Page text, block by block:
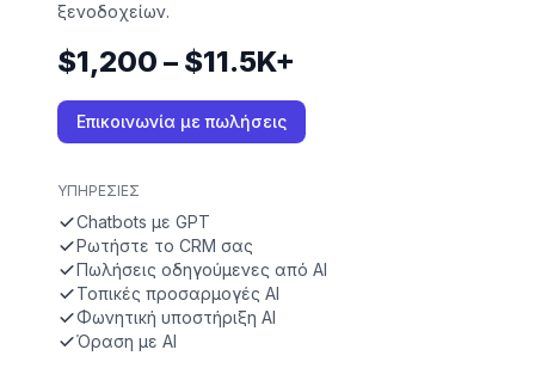
ξενοδοχείων.
$1,200 – $11.5K+
Επικοινωνία με πωλήσεις
ΥΠΗΡΕΣΊΕΣ
Chatbots με GPT
Ρωτήστε το CRM σας
Πωλήσεις οδηγούμενες από AI
Τοπικές προσαρμογές AI
Φωνητική υποστήριξη AI
Όραση με AI